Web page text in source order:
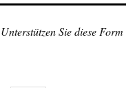
Sie diese Form